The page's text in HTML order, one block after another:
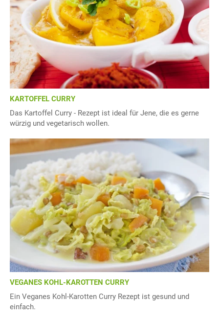
KARTOFFEL CURRY
Das Kartoffel Curry - Rezept ist ideal für Jene, die es gerne
würzig und vegetarisch wollen.
VEGANES KOHL-KAROTTEN CURRY
Ein Veganes Kohl-Karotten Curry Rezept ist gesund und
einfach.